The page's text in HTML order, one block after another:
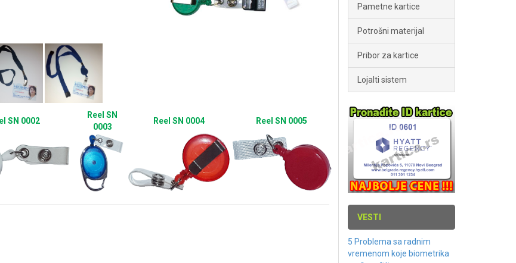
SN 0002
Reel SN
0003
Reel SN 0004 Reel SN 0005
Pametne kartice
Potrošni materijal
Pribor za kartice
Lojalti sistem
VESTI
5 Problema sa radnim
vremenom koje biometrika